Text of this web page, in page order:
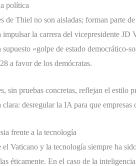
política
de Thiel no son aisladas; forman parte
la carrera del vicepresidente
«golpe de estado democrático-
a favor de los demócratas.
sin pruebas concretas, reflejan el
clara: desregular la IA para que
frente a la tecnología
Vaticano y la tecnología siempre ha
éticamente. En el caso de la